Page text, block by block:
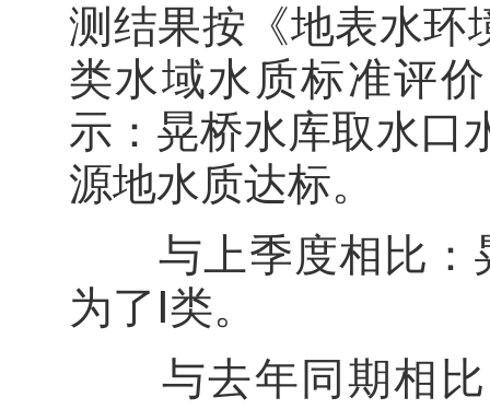
测结果按《地表水环
类水域水质标准评
示：晃桥水库取水口
源地水质达标。
与上季度相比：
为了Ⅰ类。
与去年同期相比